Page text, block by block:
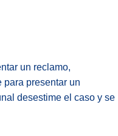
un reclamo,
para presentar un
desestime el caso y se